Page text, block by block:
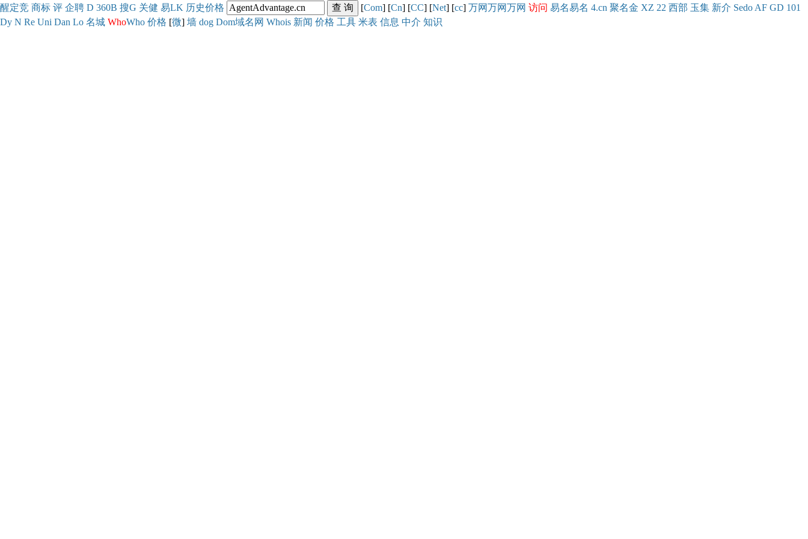
醒定竞 商标 评 企聘 D 360B 搜G 关健 易LK 历史价格 [Com] [Cn] [CC] [Net] [cc] 万网万网万网 访问 易名易名 4.cn 聚名金 XZ 22 西部 玉集 新介 Sedo AF GD 101
Dy N Re Uni Dan Lo 名城 WhoWho 价格 [微] 墙 dog Dom域名网 Whois 新闻 价格 工具 米表 信息 中介 知识